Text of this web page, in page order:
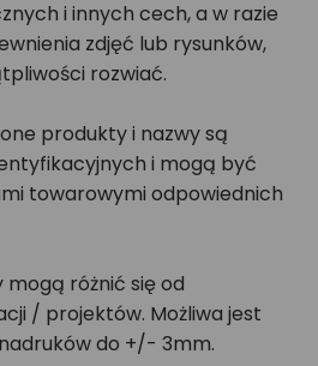
i innych cech, a w razie
zdjęć lub rysunków,
rozwiać.
produkty i nazwy są
i mogą być
towarowymi odpowiednich
mogą różnić się od
/ projektów. Możliwa jest
do +/- 3mm.